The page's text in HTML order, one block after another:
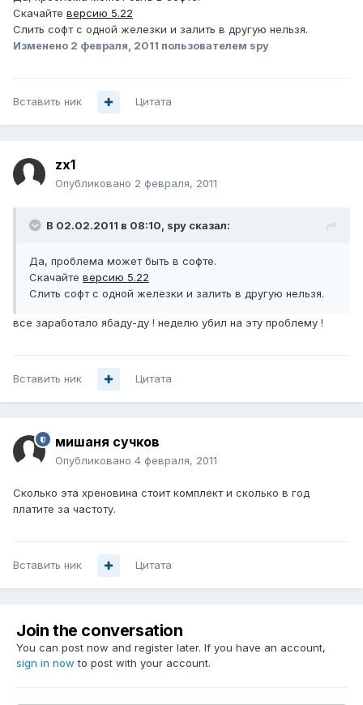
Скачайте версию 5.22
Слить софт с одной железки и залить в другую нельзя.
Изменено 2 февраля, 2011 пользователем spy
Вставить ник Цитата
zx1
Опубликовано 2 февраля, 2011
В 02.02.2011 в 08:10, spy сказал:
Да, проблема может быть в софте.
Скачайте версию 5.22
Слить софт с одной железки и залить в другую нельзя.
все заработало ябаду-ду ! неделю убил на эту проблему !
Вставить ник Цитата
мишаня сучков
Опубликовано 4 февраля, 2011
Сколько эта хреновина стоит комплект и сколько в год
платите за частоту.
Вставить ник Цитата
Join the conversation
You can post now and register later. If you have an account,
sign in now to post with your account.